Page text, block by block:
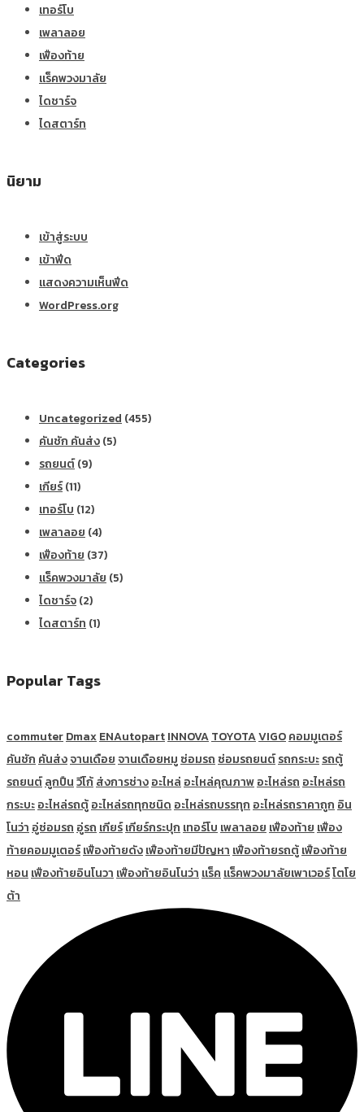
เทอร์โบ
เพลาลอย
เฟืองท้าย
แร็คพวงมาลัย
ไดชาร์จ
ไดสตาร์ท
นิยาม
เข้าสู่ระบบ
เข้าฟีด
แสดงความเห็นฟีด
WordPress.org
Categories
Uncategorized (455)
คันชัก คันส่ง(5)
รถยนต์(9)
เกียร์(11)
เทอร์โบ (12)
เพลาลอย (4)
เฟืองท้าย (37)
แร็คพวงมาลัย (5)
ไดชาร์จ(2)
ไดสตาร์ท (1)
Popular Tags
commuterDmaxENAutopartINNOVATOYOTAVIGOคอมมูเตอร์
คันชัก คันส่งจานเดือยจานเดือยหมู ซ่อมรถ ซ่อมรถยนต์รถกระบะรถตู้
รถยนต์ลูกปืนวีโก้ส่งการช่างอะไหล่ อะไหล่คุณภาพอะไหล่รถ อะไหล่รถ
กระบะอะไหล่รถตู้อะไหล่รถทุกชนิด อะไหล่รถบรรทุก อะไหล่รถราคาถูก อิน
โนว่า อู่ซ่อมรถ อู่รถ เกียร์เกียร์กระปุก เทอร์โบ เพลาลอย เฟืองท้าย เฟือง
ท้ายคอมมูเตอร์เฟืองท้ายดังเฟืองท้ายมีปัญหา เฟืองท้ายรถตู้เฟืองท้าย
หอน เฟืองท้ายอินโนวา เฟืองท้ายอินโนว่า แร็ค แร็คพวงมาลัยเพาเวอร์โตโย
ต้า